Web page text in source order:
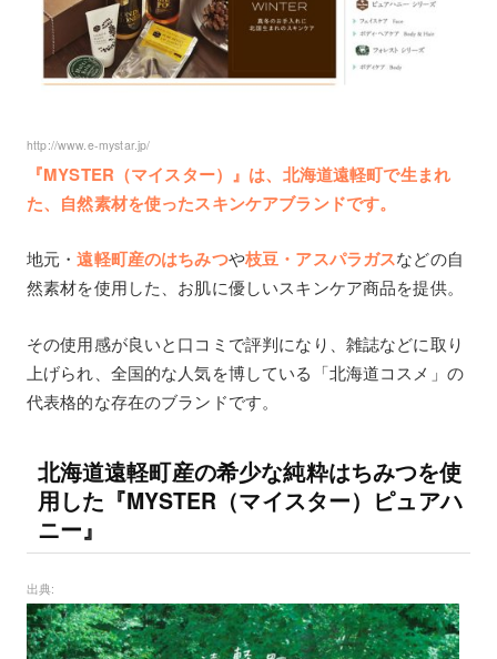
http://www.e-mystar.jp/
『MYSTER（マイスター）』は、北海道遠軽町で生まれ
た、自然素材を使ったスキンケアブランドです。
地元・遠軽町産のはちみつや枝豆・アスパラガスなどの自
然素材を使用した、お肌に優しいスキンケア商品を提供。
その使用感が良いと口コミで評判になり、雑誌などに取り
上げられ、全国的な人気を博している「北海道コスメ」の
代表格的な存在のブランドです。
北海道遠軽町産の希少な純粋はちみつを使
用した『MYSTER（マイスター）ピュアハ
ニー』